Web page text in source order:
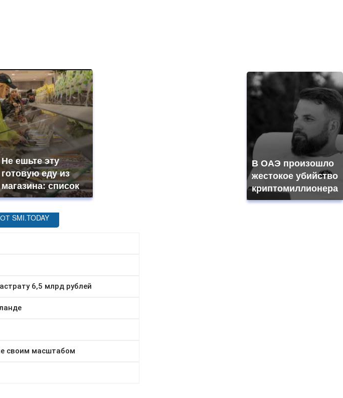
Не ешьте эту
готовую еду из
магазина: список
В ОАЭ произошло
жестокое убийство
криптомиллионера